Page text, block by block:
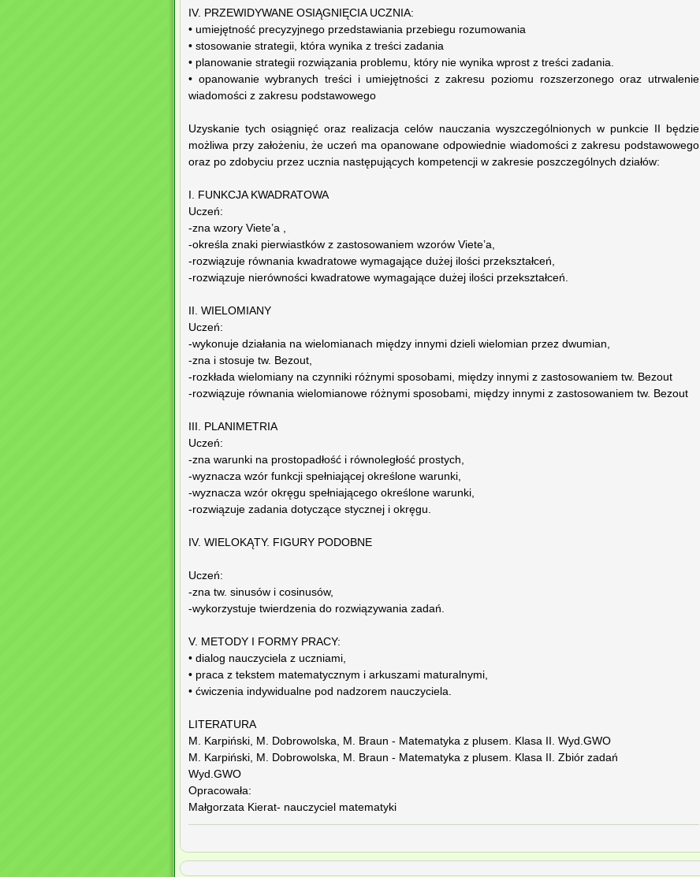
IV. PRZEWIDYWANE OSIĄGNIĘCIA UCZNIA:
• umiejętność precyzyjnego przedstawiania przebiegu rozumowania
• stosowanie strategii, która wynika z treści zadania
• planowanie strategii rozwiązania problemu, który nie wynika wprost z treści zadania.
• opanowanie wybranych treści i umiejętności z zakresu poziomu rozszerzonego oraz utrwalenie
wiadomości z zakresu podstawowego
Uzyskanie tych osiągnięć oraz realizacja celów nauczania wyszczególnionych w punkcie II będzie
możliwa przy założeniu, że uczeń ma opanowane odpowiednie wiadomości z zakresu podstawowego
oraz po zdobyciu przez ucznia następujących kompetencji w zakresie poszczególnych działów:
I. FUNKCJA KWADRATOWA
Uczeń:
-zna wzory Viete’a ,
-określa znaki pierwiastków z zastosowaniem wzorów Viete’a,
-rozwiązuje równania kwadratowe wymagające dużej ilości przekształceń,
-rozwiązuje nierówności kwadratowe wymagające dużej ilości przekształceń.
II. WIELOMIANY
Uczeń:
-wykonuje działania na wielomianach między innymi dzieli wielomian przez dwumian,
-zna i stosuje tw. Bezout,
-rozkłada wielomiany na czynniki różnymi sposobami, między innymi z zastosowaniem tw. Bezout
-rozwiązuje równania wielomianowe różnymi sposobami, między innymi z zastosowaniem tw. Bezout
III. PLANIMETRIA
Uczeń:
-zna warunki na prostopadłość i równoległość prostych,
-wyznacza wzór funkcji spełniającej określone warunki,
-wyznacza wzór okręgu spełniającego określone warunki,
-rozwiązuje zadania dotyczące stycznej i okręgu.
IV. WIELOKĄTY. FIGURY PODOBNE
Uczeń:
-zna tw. sinusów i cosinusów,
-wykorzystuje twierdzenia do rozwiązywania zadań.
V. METODY I FORMY PRACY:
• dialog nauczyciela z uczniami,
• praca z tekstem matematycznym i arkuszami maturalnymi,
• ćwiczenia indywidualne pod nadzorem nauczyciela.
LITERATURA
M. Karpiński, M. Dobrowolska, M. Braun - Matematyka z plusem. Klasa II. Wyd.GWO
M. Karpiński, M. Dobrowolska, M. Braun - Matematyka z plusem. Klasa II. Zbiór zadań
Wyd.GWO
Opracowała:
Małgorzata Kierat- nauczyciel matematyki